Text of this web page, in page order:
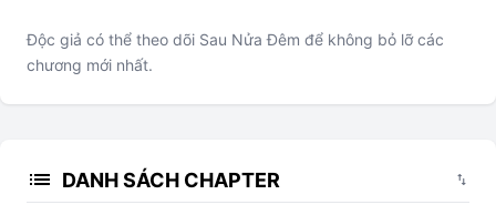
Độc giả có thể theo dõi Sau Nửa Đêm để không bỏ lỡ các
chương mới nhất.
list DANH SÁCH CHAPTER swap_vert